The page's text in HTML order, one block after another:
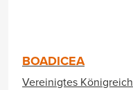
BOADICEA
Vereinigtes Königreich